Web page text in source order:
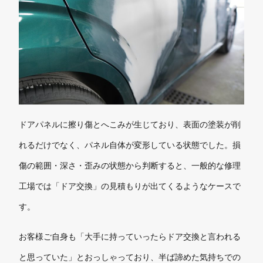
ドアパネルに擦り傷とへこみが生じており、表面の塗装が削
れるだけでなく、パネル自体が変形している状態でした。損
傷の範囲・深さ・歪みの状態から判断すると、一般的な修理
工場では「ドア交換」の見積もりが出てくるようなケースで
す。
お客様ご自身も「大手に持っていったらドア交換と言われる
と思っていた」とおっしゃっており、半ば諦めた気持ちでの